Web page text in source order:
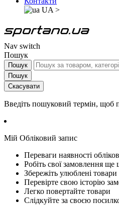
UA >
Nav switch
Пошук
Пошук
Пошук
Скасувати
Введіть пошуковий термін, щоб
Мій Обліковий запис
Переваги наявності
Робіть свої замовлення
Збережіть улюблені товари
Перевірте свою історію
Легко повертайте товари
Слідкуйте за своєю